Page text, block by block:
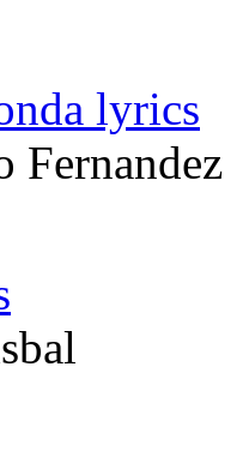
lyrics
Fernandez